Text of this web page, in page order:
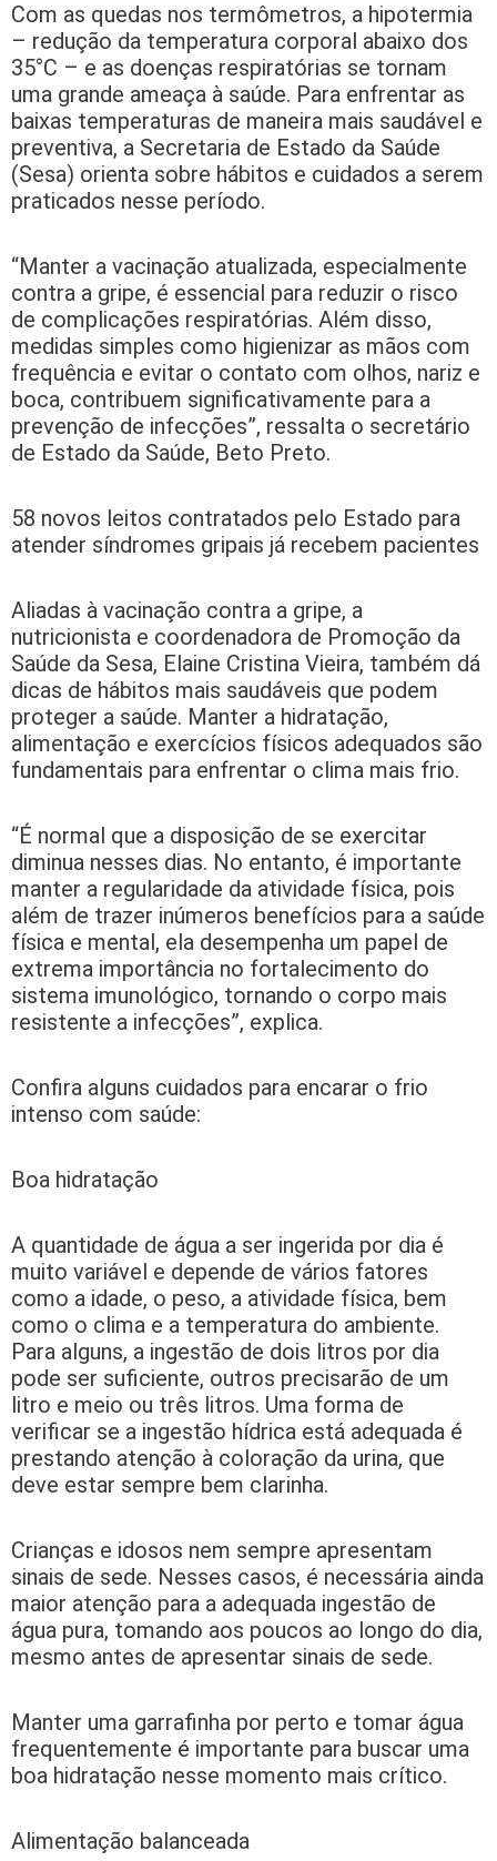
Com as quedas nos termômetros, a hipotermia
– redução da temperatura corporal abaixo dos
35°C – e as doenças respiratórias se tornam
uma grande ameaça à saúde. Para enfrentar as
baixas temperaturas de maneira mais saudável e
preventiva, a Secretaria de Estado da Saúde
(Sesa) orienta sobre hábitos e cuidados a serem
praticados nesse período.
“Manter a vacinação atualizada, especialmente
contra a gripe, é essencial para reduzir o risco
de complicações respiratórias. Além disso,
medidas simples como higienizar as mãos com
frequência e evitar o contato com olhos, nariz e
boca, contribuem significativamente para a
prevenção de infecções”, ressalta o secretário
de Estado da Saúde, Beto Preto.
58 novos leitos contratados pelo Estado para
atender síndromes gripais já recebem pacientes
Aliadas à vacinação contra a gripe, a
nutricionista e coordenadora de Promoção da
Saúde da Sesa, Elaine Cristina Vieira, também dá
dicas de hábitos mais saudáveis que podem
proteger a saúde. Manter a hidratação,
alimentação e exercícios físicos adequados são
fundamentais para enfrentar o clima mais frio.
“É normal que a disposição de se exercitar
diminua nesses dias. No entanto, é importante
manter a regularidade da atividade física, pois
além de trazer inúmeros benefícios para a saúde
física e mental, ela desempenha um papel de
extrema importância no fortalecimento do
sistema imunológico, tornando o corpo mais
resistente a infecções”, explica.
Confira alguns cuidados para encarar o frio
intenso com saúde:
Boa hidratação
A quantidade de água a ser ingerida por dia é
muito variável e depende de vários fatores
como a idade, o peso, a atividade física, bem
como o clima e a temperatura do ambiente.
Para alguns, a ingestão de dois litros por dia
pode ser suficiente, outros precisarão de um
litro e meio ou três litros. Uma forma de
verificar se a ingestão hídrica está adequada é
prestando atenção à coloração da urina, que
deve estar sempre bem clarinha.
Crianças e idosos nem sempre apresentam
sinais de sede. Nesses casos, é necessária ainda
maior atenção para a adequada ingestão de
água pura, tomando aos poucos ao longo do dia,
mesmo antes de apresentar sinais de sede.
Manter uma garrafinha por perto e tomar água
frequentemente é importante para buscar uma
boa hidratação nesse momento mais crítico.
Alimentação balanceada